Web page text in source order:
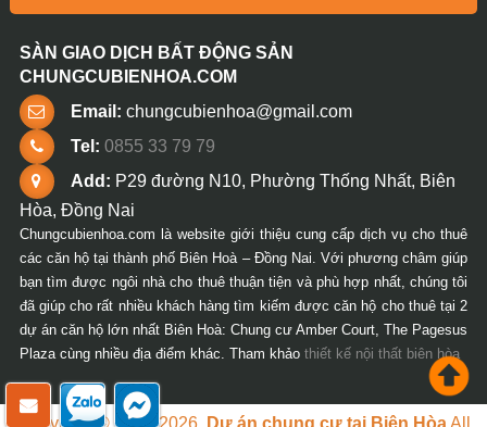
SÀN GIAO DỊCH BẤT ĐỘNG SẢN
CHUNGCUBIENHOA.COM
Email: chungcubienhoa@gmail.com
Tel: 0855 33 79 79
Add: P29 đường N10, Phường Thống Nhất, Biên
Hòa, Đồng Nai
Chungcubienhoa.com là website giới thiệu cung cấp dịch vụ cho thuê
các căn hộ tại thành phố Biên Hoà – Đồng Nai. Với phương châm giúp
bạn tìm được ngôi nhà cho thuê thuận tiện và phù hợp nhất, chúng tôi
đã giúp cho rất nhiều khách hàng tìm kiếm được căn hộ cho thuê tại 2
dự án căn hộ lớn nhất Biên Hoà: Chung cư Amber Court, The Pagesus
Plaza cùng nhiều địa điểm khác. Tham khảo thiết kế nội thất biên hòa